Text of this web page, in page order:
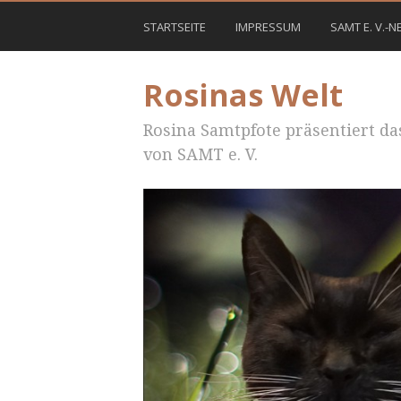
STARTSEITE IMPRESSUM SAMT E. V.-
Rosinas Welt
Rosina Samtpfote präsentiert
von SAMT e. V.